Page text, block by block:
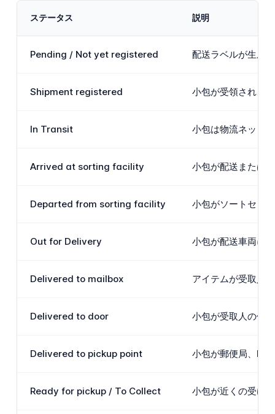
ステータス 説明
Pending / Not yet registered 配送ラベルが生成
Shipment registered 小包が受領され、
In Transit 小包は物流ネット
Arrived at sorting facility 小包が配送または
Departed from sorting facility 小包がソートセン
Out for Delivery 小包が配送車両に
Delivered to mailbox アイテムが受取人
Delivered to door 小包が受取人の住
Delivered to pickup point 小包が郵便局、
Ready for pickup / To Collect 小包が近くの受け